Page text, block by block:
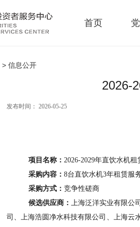
首页
> 信息公开
2026-
发布时间： 2026-05-25
项目名称： 2026-2029年直饮水机租
采购内容： 8台直饮水机3年租赁服
采购方式： 竞争性磋商
候选供应商：上海泛洋实业有限公
司、上海浩圆净水科技有限公司、上海云